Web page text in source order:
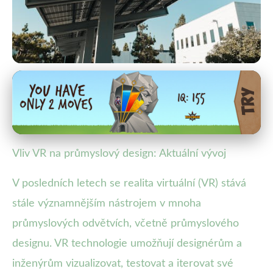
creor.cz
Jak VR mění průmyslový design:
Efektivita a inovace
10. 9. 2025 · 4 min čtení · Autor: Lenka Rosická
Vliv VR na průmyslový design: Aktuální vývoj
V posledních letech se realita virtuální (VR) stává
stále významnějším nástrojem v mnoha
průmyslových odvětvích, včetně průmyslového
designu. VR technologie umožňují designérům a
inženýrům vizualizovat, testovat a iterovat své